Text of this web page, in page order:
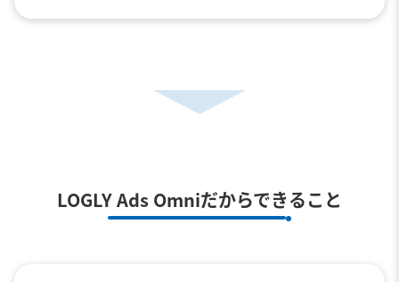
LOGLY Ads Omniだからできること